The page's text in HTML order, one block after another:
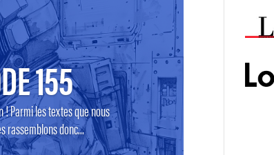
155
! Parmi les textes que nous
rassemblons donc...